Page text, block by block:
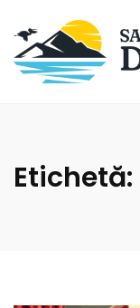
Etichetă: